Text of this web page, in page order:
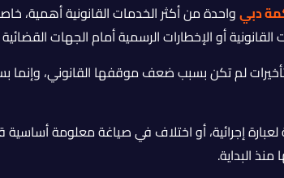
دبيواحدة من أكثر الخدمات القانونية أهمية،
أو الإخطارات الرسمية أمام الجهات
لم تكن بسبب ضعف موقفها القانوني، وإنما
إجرائية، أو اختلاف في صياغة معلومة
البداية.